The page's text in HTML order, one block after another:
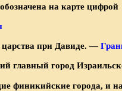
на кар­те цифрой
при Давиде. —
главный город
финикийские города, и